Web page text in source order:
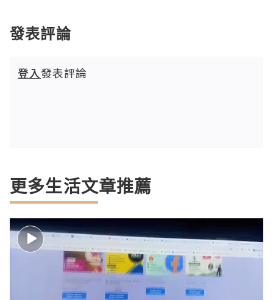
發表評論
登入發表評論
更多生活文章推薦